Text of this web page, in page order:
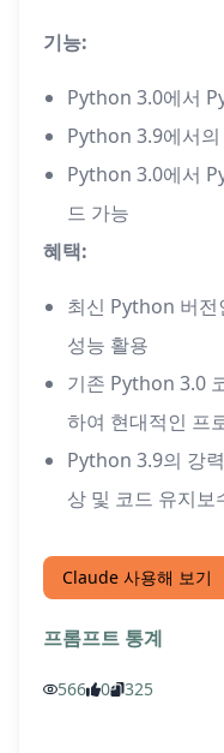
기능:
Python 3.0에서
Python 3.9에서
Python 3.0에서
드 가능
혜택:
최신 Python 버전
성능 활용
기존 Python 3.0
하여 현대적인 프
Python 3.9의 강
상 및 코드 유지보
Claude 사용해 보기
프롬프트 통계
566 0 325